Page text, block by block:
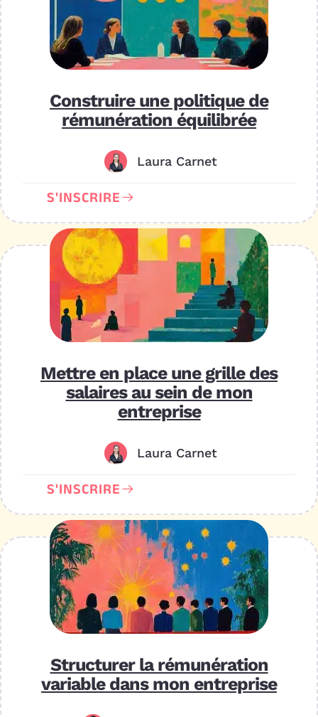
Construire une politique de
rémunération équilibrée
Laura Carnet
S'INSCRIRE
Mettre en place une grille des
salaires au sein de mon
entreprise
Laura Carnet
S'INSCRIRE
Structurer la rémunération
variable dans mon entreprise